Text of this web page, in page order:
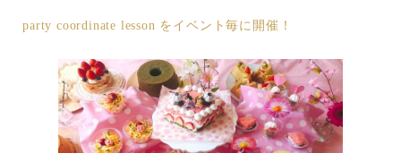
party coordinate lesson をイベント毎に開催！